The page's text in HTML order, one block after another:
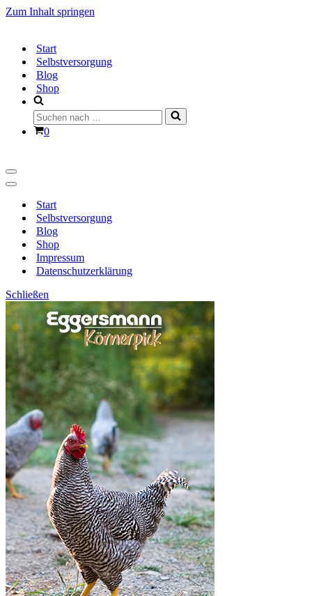
Zum Inhalt springen
Start
Selbstversorgung
Blog
Shop
Suchen
nach …
Warenkorb
0
Navigationsmenü
Navigationsmenü
Start
Selbstversorgung
Blog
Shop
Impressum
Datenschutzerklärung
Schließen